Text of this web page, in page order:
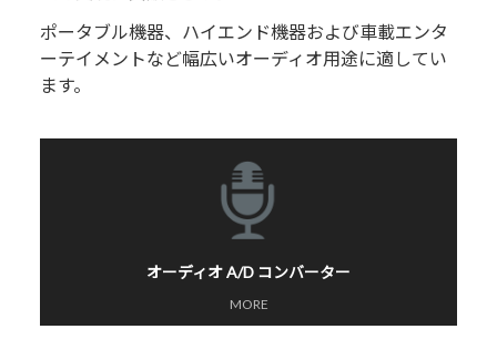
ポータブル機器、ハイエンド機器および車載エンタ
ーテイメントなど幅広いオーディオ用途に適してい
ます。
オーディオ A/D コンバーター
MORE